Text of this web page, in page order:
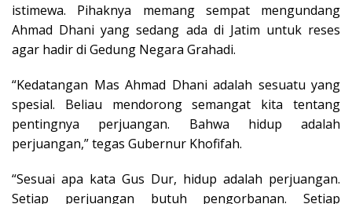
istimewa. Pihaknya memang sempat mengundang
Ahmad Dhani yang sedang ada di Jatim untuk reses
agar hadir di Gedung Negara Grahadi.
“Kedatangan Mas Ahmad Dhani adalah sesuatu yang
spesial. Beliau mendorong semangat kita tentang
pentingnya perjuangan. Bahwa hidup adalah
perjuangan,” tegas Gubernur Khofifah.
“Sesuai apa kata Gus Dur, hidup adalah perjuangan.
Setiap perjuangan butuh pengorbanan. Setiap